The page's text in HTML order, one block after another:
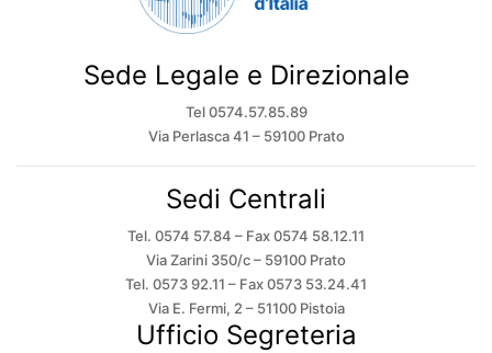
Sede Legale e Direzionale
Tel 0574.57.85.89
Via Perlasca 41 – 59100 Prato
Sedi Centrali
Tel. 0574 57.84 – Fax 0574 58.12.11
Via Zarini 350/c – 59100 Prato
Tel. 0573 92.11 – Fax 0573 53.24.41
Via E. Fermi, 2 – 51100 Pistoia
Ufficio Segreteria